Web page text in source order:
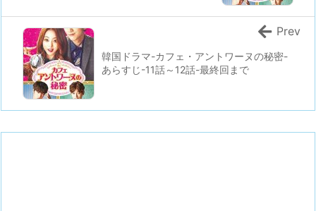
韓国ドラマ-カフェ・アントワーヌの秘密-
あらすじ-11話～12話-最終回まで
Prev